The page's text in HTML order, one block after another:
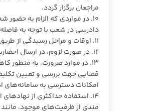
مراجعان برگزار گردد.
۱۰. در مواردی که الزام به
دادرسی در شعب با توجه به
۱۱. اوقات و مراحل رسیدگی از طریق پیامک به ارباب رجوع اطلاع رسانی شود و موارد غیرضروری بودن حضور در پیامک‌ها مورد تأکید قرار گیرد.
۱۲. در صورت لزوم، در ارسال احضاریه برای متهمان به همراه داشتن کفیل یا وثیقه مناسب یادآوری گردد.
۱۳. در موارد ضرورت، به منظور
قضایی جهت بررسی و تعیین
امکانات دسترسی به سامانه‌های
۱۴. استفاده حداکثری از